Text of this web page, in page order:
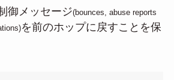
御メッセージ(bounces, abuse reports
を前のホップに戻すことを保